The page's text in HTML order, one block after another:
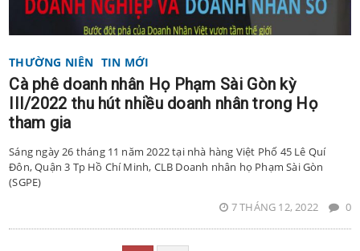
THƯỜNG NIÊN TIN MỚI
Cà phê doanh nhân Họ Phạm Sài Gòn kỳ
III/2022 thu hút nhiều doanh nhân trong Họ
tham gia
Sáng ngày 26 tháng 11 năm 2022 tại nhà hàng Việt Phố 45 Lê Quí
Đôn, Quận 3 Tp Hồ Chí Minh, CLB Doanh nhân họ Phạm Sài Gòn
(SGPE)
7 THÁNG 12, 2022
0